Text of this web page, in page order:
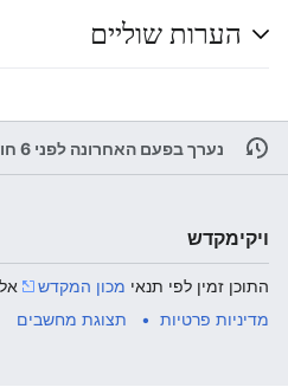
הערות שוליים
נערך בפעם האחרונה לפני 6 חודשים
ויקימקדש
התוכן זמין לפי תנאי מכון המקדש
מדיניות פרטיות
תצוגת מחשבים